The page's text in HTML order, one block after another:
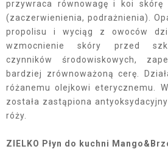
przywraca równowagę i koi skórę
(zaczerwienienia, podrażnienia).
propolisu i wyciąg z owoców
wzmocnienie skóry przed
czynników środowiskowych,
bardziej zrównoważoną cerę.
różanemu olejkowi eterycznemu.
została zastąpiona
róży.
ZIELKO Płyn do kuchni